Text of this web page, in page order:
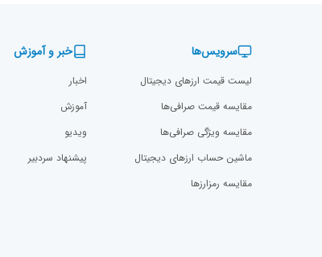
سرویس‌ها
لیست قیمت ارزهای دیجیتال
مقایسه قیمت صرافی‌ها
مقایسه ویژگی صرافی‌ها
ماشین حساب ارزهای دیجیتال
مقایسه رمزارز‌ها
خبر و آموزش
اخبار
آموزش
ویدیو
پیشنهاد سردبیر